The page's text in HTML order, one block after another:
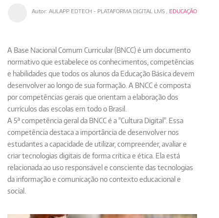
Autor: AULAPP EDTECH - PLATAFORMA DIGITAL LMS, EDUCAÇÃO
A Base Nacional Comum Curricular (BNCC)é um documento
normativo que estabelece os conhecimentos, competências
e habilidades que todos os alunos da Educação Básica devem
desenvolver ao longo de sua formação. A BNCC é composta
por competências gerais que orientam a elaboração dos
currículos das escolas em todo o Brasil.
A 5ª competência geral da BNCC é a "Cultura Digital". Essa
competência destaca a importância de desenvolver nos
estudantes a capacidade de utilizar, compreender, avaliar e
criar tecnologias digitais de forma crítica e ética. Ela está
relacionada ao uso responsável e consciente das tecnologias
da informação e comunicação no contexto educacional e
social.